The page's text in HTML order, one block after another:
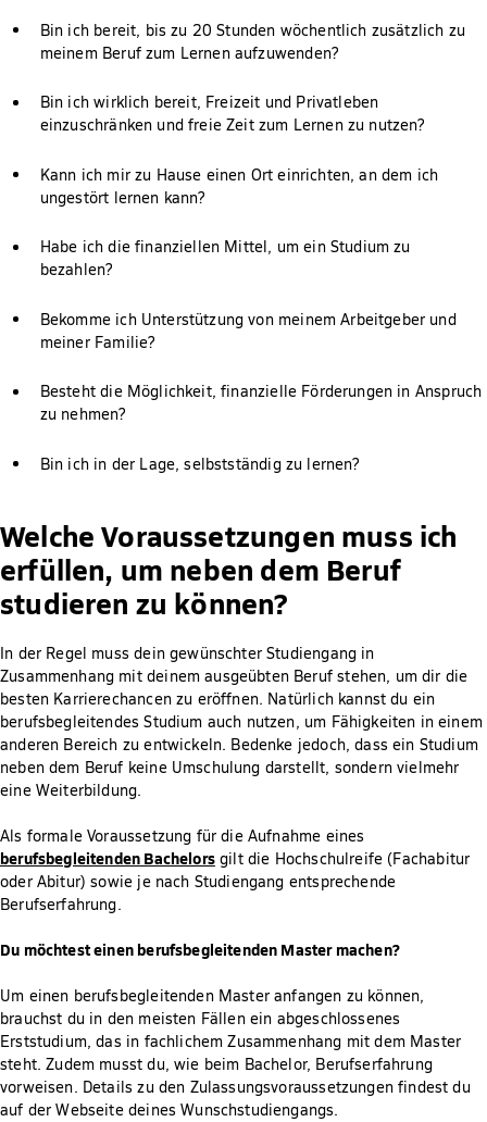
Bin ich bereit, bis zu 20 Stunden wöchentlich zusätzlich zu
meinem Beruf zum Lernen aufzuwenden?
Bin ich wirklich bereit, Freizeit und Privatleben
einzuschränken und freie Zeit zum Lernen zu nutzen?
Kann ich mir zu Hause einen Ort einrichten, an dem ich
ungestört lernen kann?
Habe ich die finanziellen Mittel, um ein Studium zu
bezahlen?
Bekomme ich Unterstützung von meinem Arbeitgeber und
meiner Familie?
Besteht die Möglichkeit, finanzielle Förderungen in Anspruch
zu nehmen?
Bin ich in der Lage, selbstständig zu lernen?
Welche Voraussetzungen muss ich
erfüllen, um neben dem Beruf
studieren zu können?
In der Regel muss dein gewünschter Studiengang in
Zusammenhang mit deinem ausgeübten Beruf stehen, um dir die
besten Karrierechancen zu eröffnen. Natürlich kannst du ein
berufsbegleitendes Studium auch nutzen, um Fähigkeiten in einem
anderen Bereich zu entwickeln. Bedenke jedoch, dass ein Studium
neben dem Beruf keine Umschulung darstellt, sondern vielmehr
eine Weiterbildung.
Als formale Voraussetzung für die Aufnahme eines
berufsbegleitenden Bachelorsgilt die Hochschulreife (Fachabitur
oder Abitur) sowie je nach Studiengang entsprechende
Berufserfahrung.
Du möchtest einen berufsbegleitenden Master machen?
Um einen berufsbegleitenden Master anfangen zu können,
brauchst du in den meisten Fällen ein abgeschlossenes
Erststudium, das in fachlichem Zusammenhang mit dem Master
steht. Zudem musst du, wie beim Bachelor, Berufserfahrung
vorweisen. Details zu den Zulassungsvoraussetzungen findest du
auf der Webseite deines Wunschstudiengangs.